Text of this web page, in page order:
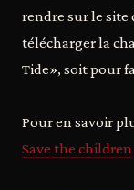
rendre sur le site
télécharger la
Tide», soit pour
Pour en savoir
Save the children